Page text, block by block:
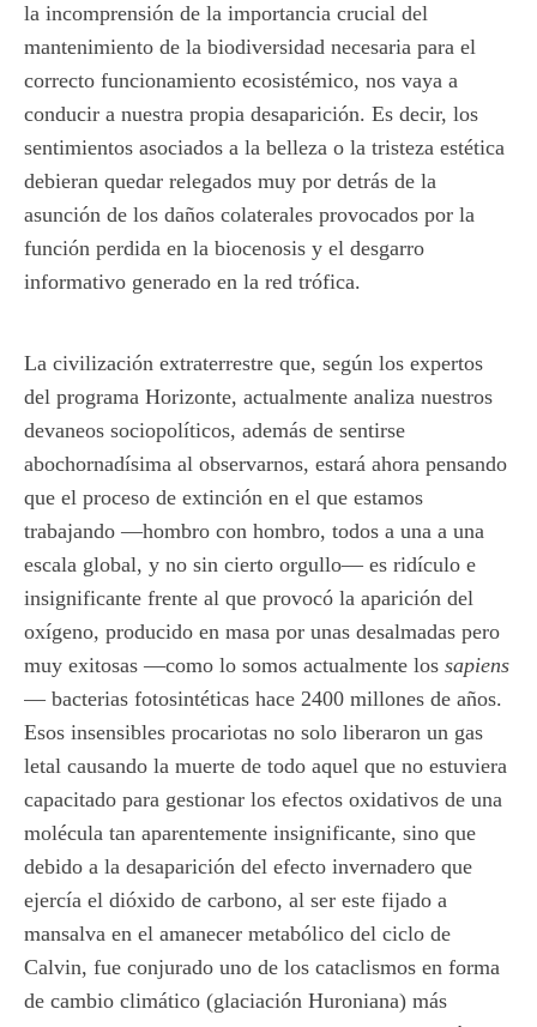
la incomprensión de la importancia crucial del
mantenimiento de la biodiversidad necesaria para el
correcto funcionamiento ecosistémico, nos vaya a
conducir a nuestra propia desaparición. Es decir, los
sentimientos asociados a la belleza o la tristeza estética
debieran quedar relegados muy por detrás de la
asunción de los daños colaterales provocados por la
función perdida en la biocenosis y el desgarro
informativo generado en la red trófica.
La civilización extraterrestre que, según los expertos
del programa Horizonte, actualmente analiza nuestros
devaneos sociopolíticos, además de sentirse
abochornadísima al observarnos, estará ahora pensando
que el proceso de extinción en el que estamos
trabajando —hombro con hombro, todos a una a una
escala global, y no sin cierto orgullo— es ridículo e
insignificante frente al que provocó la aparición del
oxígeno, producido en masa por unas desalmadas pero
muy exitosas —como lo somos actualmente los sapiens
— bacterias fotosintéticas hace 2400 millones de años.
Esos insensibles procariotas no solo liberaron un gas
letal causando la muerte de todo aquel que no estuviera
capacitado para gestionar los efectos oxidativos de una
molécula tan aparentemente insignificante, sino que
debido a la desaparición del efecto invernadero que
ejercía el dióxido de carbono, al ser este fijado a
mansalva en el amanecer metabólico del ciclo de
Calvin, fue conjurado uno de los cataclismos en forma
de cambio climático (glaciación Huroniana) más